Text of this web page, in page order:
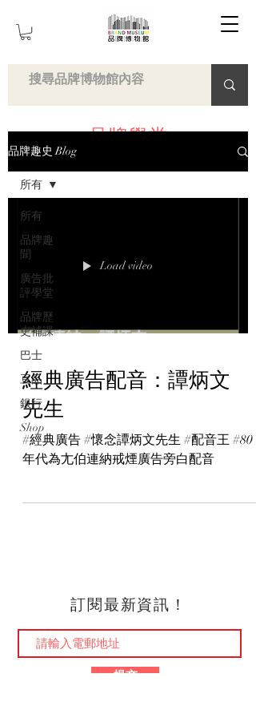
品牌學堂
品牌趣史 Blog
所有
品牌趣
聞
廣告批
評學堂
品牌歷
史補課
巴士
豆品
銀行
Shop
所有
Load video
經典廣告配音：譚炳文
先生
#經典廣告 #懷念譚炳文先生 #配音王 #80
年代為尢伯連納戒煙廣告旁白配音
訂閱最新資訊！
提交